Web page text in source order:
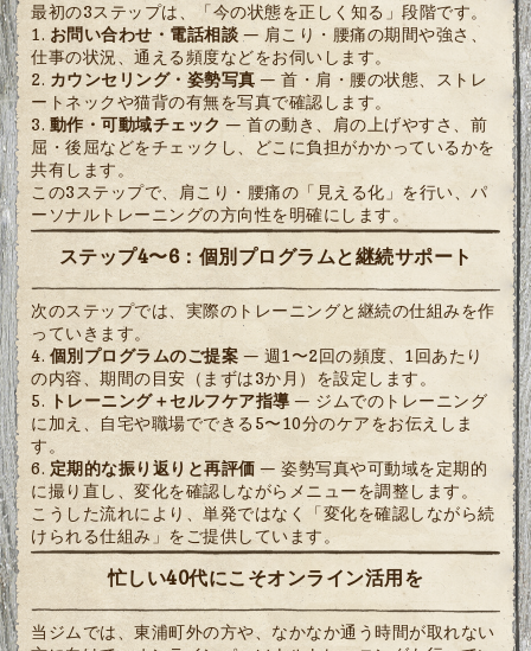
最初の3ステップは、「今の状態を正しく知る」段階です。
お問い合わせ・電話相談 — 肩こり・腰痛の期間や強さ、
仕事の状況、通える頻度などをお伺いします。
カウンセリング・姿勢写真 — 首・肩・腰の状態、ストレ
ートネックや猫背の有無を写真で確認します。
動作・可動域チェック — 首の動き、肩の上げやすさ、前
屈・後屈などをチェックし、どこに負担がかかっているかを
共有します。
この3ステップで、肩こり・腰痛の「見える化」を行い、パ
ーソナルトレーニングの方向性を明確にします。
ステップ4〜6：個別プログラムと継続サポート
次のステップでは、実際のトレーニングと継続の仕組みを作
っていきます。
個別プログラムのご提案 — 週1〜2回の頻度、1回あたり
の内容、期間の目安（まずは3か月）を設定します。
トレーニング＋セルフケア指導 — ジムでのトレーニング
に加え、自宅や職場でできる5〜10分のケアをお伝えしま
す。
定期的な振り返りと再評価 — 姿勢写真や可動域を定期的
に撮り直し、変化を確認しながらメニューを調整します。
こうした流れにより、単発ではなく「変化を確認しながら続
けられる仕組み」をご提供しています。
忙しい40代にこそオンライン活用を
当ジムでは、東浦町外の方や、なかなか通う時間が取れない